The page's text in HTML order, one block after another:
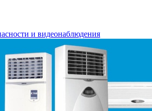
и видеонаблюдения